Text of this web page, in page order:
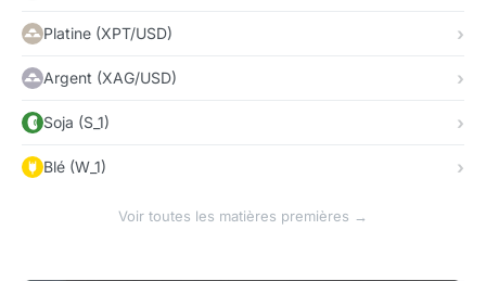
Platine (XPT/USD)
Argent (XAG/USD)
Soja (S_1)
Blé (W_1)
Voir toutes les matières premières →